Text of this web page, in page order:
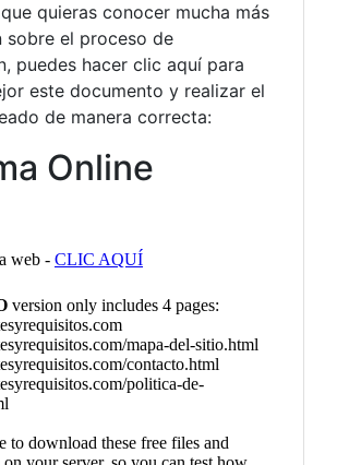
quieras conocer mucha más
sobre el proceso de
puedes hacer clic aquí para
este documento y realizar el
de manera correcta:
Online